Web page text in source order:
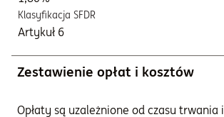
Klasyfikacja SFDR
Artykuł 6
Zestawienie opłat i kosztów
Opłaty są uzależnione od czasu